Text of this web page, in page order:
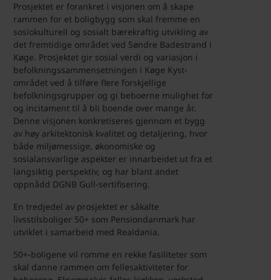
Prosjektet er forankret i visjonen om å skape
rammen for et boligbygg som skal fremme en
sosiokulturell og sosialt bærekraftig utvikling av
det fremtidige området ved Søndre Badestrand i
Køge. Prosjektet gir sosial verdi og variasjon i
befolkningssammensetningen i Køge Kyst-
området ved å tilføre flere forskjellige
befolkningsgrupper og gi beboerne mulighet for
og incitament til å bli boende over mange år.
Denne visjonen konkretiseres gjennom et bygg
av høy arkitektonisk kvalitet og detaljering, hvor
både miljømessige, økonomiske og
sosialansvarlige aspekter er innarbeidet ut fra et
langsiktig perspektiv, og har blant andet
oppnådd DGNB Gull-sertifisering.
En tredjedel av prosjektet er såkalte
livsstilsboliger 50+ som Pensiondanmark har
utviklet i samarbeid med Realdania.
50+-boligene vil romme en rekke fasiliteter som
skal danne rammen om fellesaktiviteter for